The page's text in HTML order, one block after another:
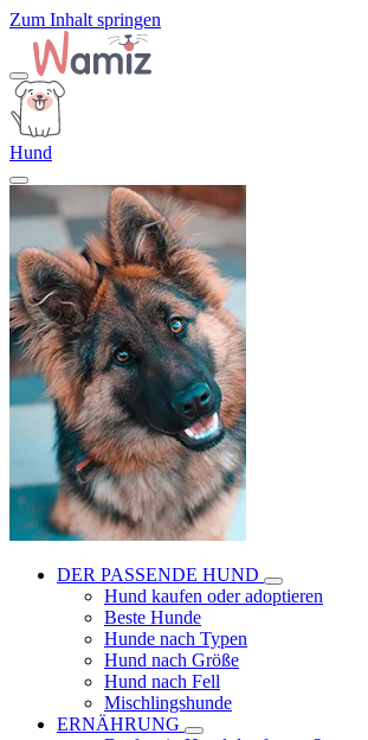
Zum Inhalt springen
Hund
DER PASSENDE HUND
Hund kaufen oder adoptieren
Beste Hunde
Hunde nach Typen
Hund nach Größe
Hund nach Fell
Mischlingshunde
ERNÄHRUNG